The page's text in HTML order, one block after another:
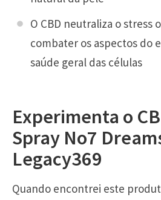
O CBD neutraliza o stress
combater os aspectos do
saúde geral das células
Experimenta o
Spray No7
Legacy369
Quando encontrei este